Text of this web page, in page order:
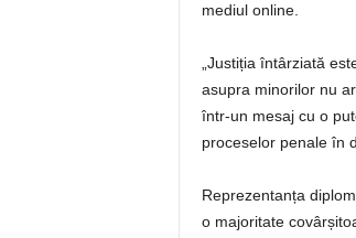
mediul online.
„Justiția întârziată
asupra minorilor nu
într-un mesaj cu o
proceselor penale în
Reprezentanța
o majoritate